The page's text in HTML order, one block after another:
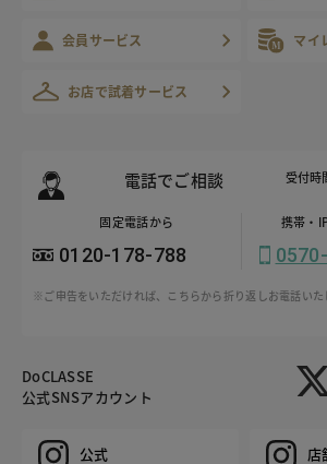
会員サービス マイ
お店で試着サービス
電話でご相談 受付時
固定電話から
0120-178-788
携帯・
※ご申告をいただければ、こちらから折り返しお電話いた
DoCLASSE
公式SNSアカウント
公式 店